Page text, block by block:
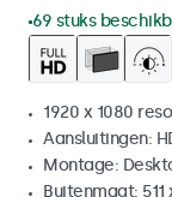
69 stuks
1920 x 1080
Aansluitingen:
Montage:
Buitenmaat: